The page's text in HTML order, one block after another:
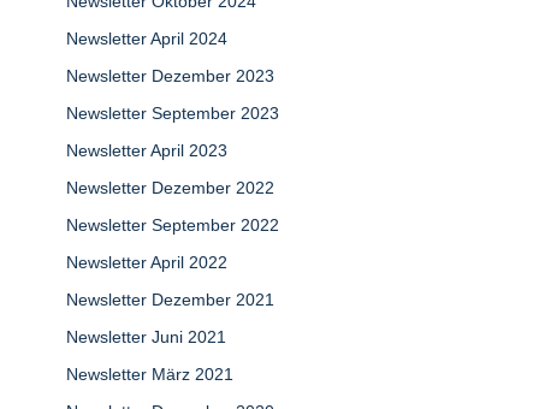
Newsletter April 2024
Newsletter Dezember 2023
Newsletter September 2023
Newsletter April 2023
Newsletter Dezember 2022
Newsletter September 2022
Newsletter April 2022
Newsletter Dezember 2021
Newsletter Juni 2021
Newsletter März 2021